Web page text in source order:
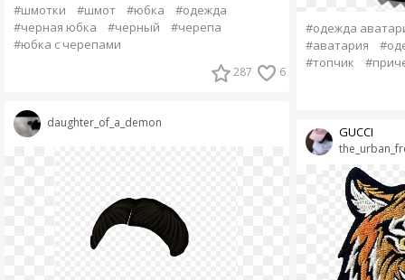
#шмотки #шмот #юбка
#одежда
#черная юбка
#черный
#черепа
#юбка с черепами
287 6
daughter_of_a_demon
#одежда
#аватария
#топчик
GUCCI